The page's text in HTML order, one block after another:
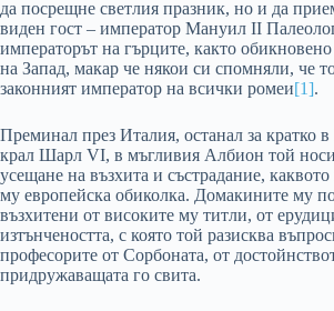
да посрещне светлия празник, но и да
виден гост – император Мануил II
императорът на гърците, както
на Запад, макар че някои си спомняли, че
законният император на всички ромеи[1].
Преминал през Италия, останал за кратко
крал Шарл VI, в мъгливия Албион той
усещане на възхита и състрадание, каквото
му европейска обиколка. Домакините му
възхитени от високите му титли, от
изтънчеността, с която той разисква
професорите от Сорбоната, от
придружаващата го свита.